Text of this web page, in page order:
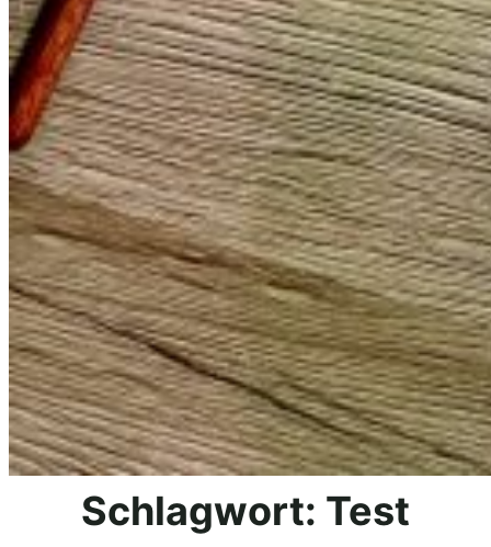
Schlagwort: Test